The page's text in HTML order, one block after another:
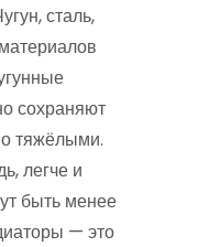
сталь,
сохраняют
тяжёлыми.
легче и
быть менее
— это